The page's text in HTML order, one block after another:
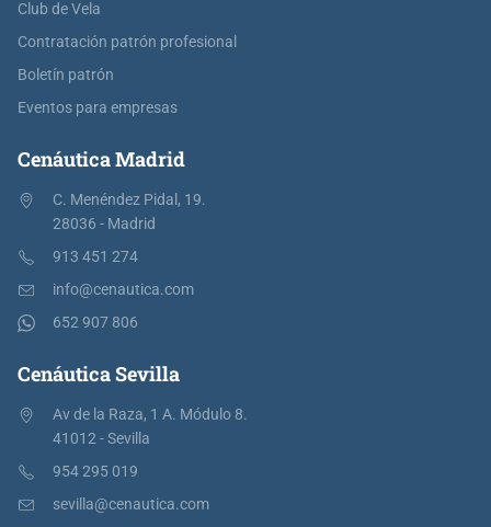
Club de Vela
Contratación patrón profesional
Boletín patrón
Eventos para empresas
Cenáutica Madrid
C. Menéndez Pidal, 19.
28036 - Madrid
913 451 274
info@cenautica.com
652 907 806
Cenáutica Sevilla
Av de la Raza, 1 A. Módulo 8.
41012 - Sevilla
954 295 019
sevilla@cenautica.com